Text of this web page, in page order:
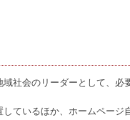
社会のリーダーとして、必
ているほか、ホームページ